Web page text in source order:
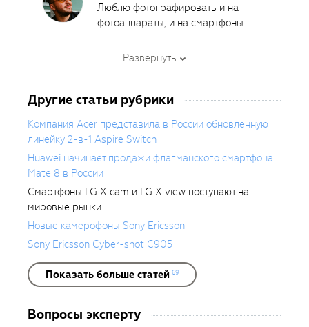
Люблю фотографировать и на
фотоаппараты, и на смартфоны.
которая всегда с собой.
Автор курсов и эксперт
Fotoshkola.net
Развернуть
Другие статьи рубрики
Компания Acer представила в России обновленную
линейку 2-в-1 Aspire Switch
Huawei начинает продажи флагманского смартфона
Mate 8 в России
Смартфоны LG X cam и LG X view поступают на
мировые рынки
Новые камерофоны Sony Ericsson
Sony Ericsson Cyber-shot C905
Показать больше статей 69
Вопросы эксперту